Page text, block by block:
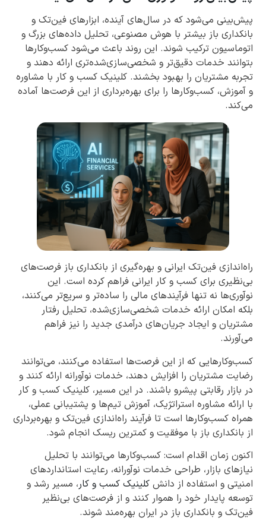
پیش‌بینی می‌شود که در سال‌های آینده، ابزارهای فین‌تک و
بانکداری باز بیشتر با هوش مصنوعی، تحلیل داده‌های بزرگ و
اتوماسیون ترکیب شوند. این روند باعث می‌شود کسب‌وکارها
بتوانند خدمات دقیق‌تر و شخصی‌سازی‌شده‌تری ارائه دهند و
تجربه مشتریان را بهبود بخشند. کلینیک کسب و کار با مشاوره
و آموزش، کسب‌وکارها را برای بهره‌برداری از این فرصت‌ها آماده
می‌کند.
راه‌اندازی فین‌تک ایرانی و بهره‌گیری از بانکداری باز فرصت‌های
بی‌نظیری برای کسب و کار ایرانی فراهم کرده است. این
نوآوری‌ها نه تنها فرآیندهای مالی را ساده‌تر و سریع‌تر می‌کنند،
بلکه امکان ارائه خدمات شخصی‌سازی‌شده، تحلیل رفتار
مشتریان و ایجاد جریان‌های درآمدی جدید را نیز فراهم
می‌آورند.
کسب‌وکارهایی که از این فرصت‌ها استفاده می‌کنند، می‌توانند
رضایت مشتریان را افزایش دهند، خدمات نوآورانه ارائه کنند و
در بازار رقابتی پیشرو باشند. در این مسیر، کلینیک کسب و کار
با ارائه مشاوره استراتژیک، آموزش تیم‌ها و پشتیبانی عملی،
همراه کسب‌وکارها است تا فرآیند راه‌اندازی فین‌تک و بهره‌برداری
از بانکداری باز با موفقیت و کمترین ریسک انجام شود.
اکنون زمان اقدام است: کسب‌وکارها می‌توانند با تحلیل
نیازهای بازار، طراحی خدمات نوآورانه، رعایت استانداردهای
امنیتی و استفاده از دانش کلینیک کسب و کار، مسیر رشد و
توسعه پایدار خود را هموار کنند و از فرصت‌های بی‌نظیر
فین‌تک و بانکداری باز در ایران بهره‌مند شوند.